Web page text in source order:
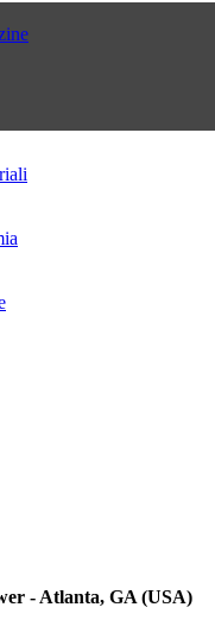
- Atlanta, GA (USA)